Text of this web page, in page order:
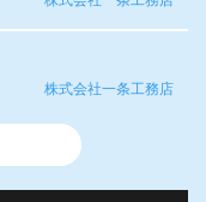
株式会社一条工務店